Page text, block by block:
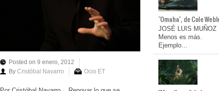
Posted on 9 enero, 2012
By Cristóbal Navarro Ocio ET
"Omaha", de Cole
JOSÉ LUIS MUÑOZ
Menos es más.
Ejemplo…